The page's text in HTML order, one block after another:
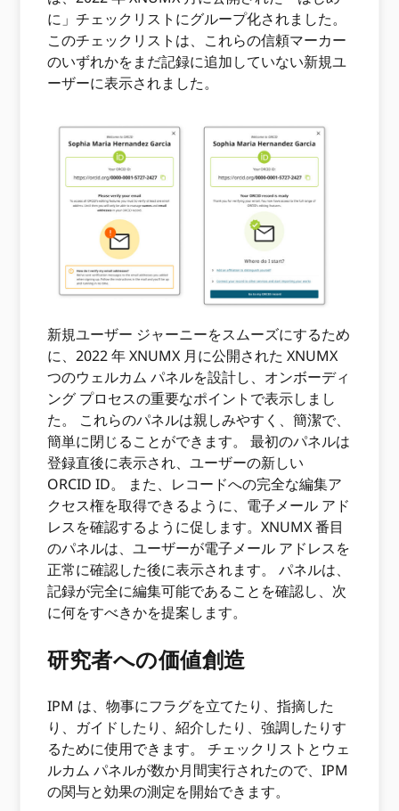
に」チェックリストにグループ化されました。
このチェックリストは、これらの信頼マーカー
のいずれかをまだ記録に追加していない新規ユ
ーザーに表示されました。
新規ユーザー ジャーニーをスムーズにするため
に、2022 年 XNUMX 月に公開された XNUMX
つのウェルカム パネルを設計し、オンボーディ
ング プロセスの重要なポイントで表示しまし
た。 これらのパネルは親しみやすく、簡潔で、
簡単に閉じることができます。 最初のパネルは
登録直後に表示され、ユーザーの新しい
ORCID ID。 また、レコードへの完全な編集ア
クセス権を取得できるように、電子メール アド
レスを確認するように促します。XNUMX 番目
のパネルは、ユーザーが電子メール アドレスを
正常に確認した後に表示されます。 パネルは、
記録が完全に編集可能であることを確認し、次
に何をすべきかを提案します。
研究者への価値創造
IPM は、物事にフラグを立てたり、指摘した
り、ガイドしたり、紹介したり、強調したりす
るために使用できます。 チェックリストとウェ
ルカム パネルが数か月間実行されたので、IPM
の関与と効果の測定を開始できます。